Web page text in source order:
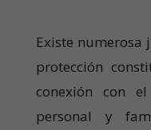
Existe numerosa
protección
conexión con
personal y